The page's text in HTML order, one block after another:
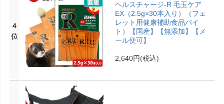
4
位
ヘルスチャージ-R 毛玉ケア
EX（2.5g×30本入り）（フェ
レット用健康補助食品バイ
ト）【国産】【無添加】【メ
ール便可】
2,640円(税込)